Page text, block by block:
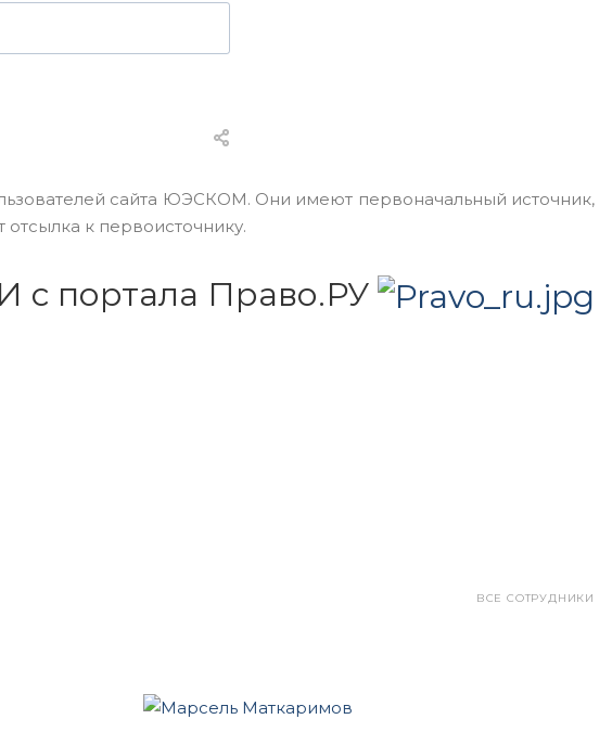
сайта ЮЭСКОМ. Они имеют первоначальный источник,
к первоисточнику.
портала Право.РУ
ВСЕ СОТРУДНИКИ